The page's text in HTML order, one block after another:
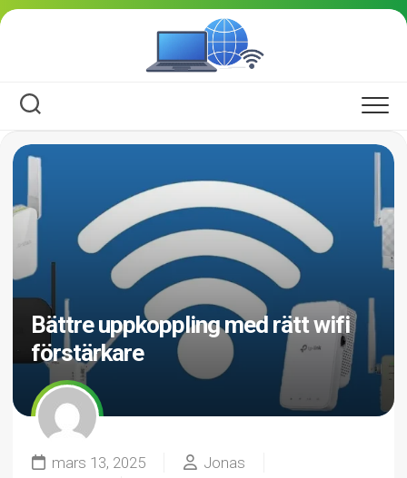
Skip
Bättre uppkoppling med rätt wifi
förstärkare
mars 13, 2025
Jonas